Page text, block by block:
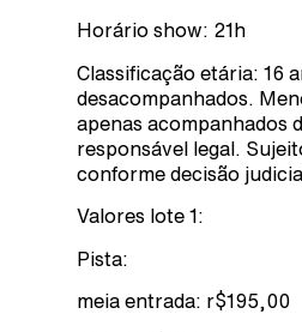
Horário show: 21h
Classificação etária: 16
desacompanhados.
apenas acompanhados
responsável legal.
conforme decisão
Valores lote 1:
Pista:
meia entrada: r$195,00